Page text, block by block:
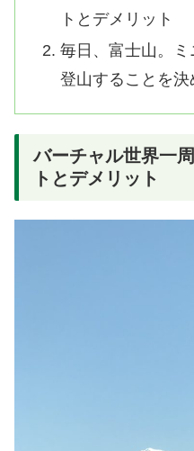
トとデメリット
毎日、富士山。ミ
登山することを決
バーチャル世界一
トとデメリット